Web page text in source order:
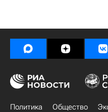
Политика Общество